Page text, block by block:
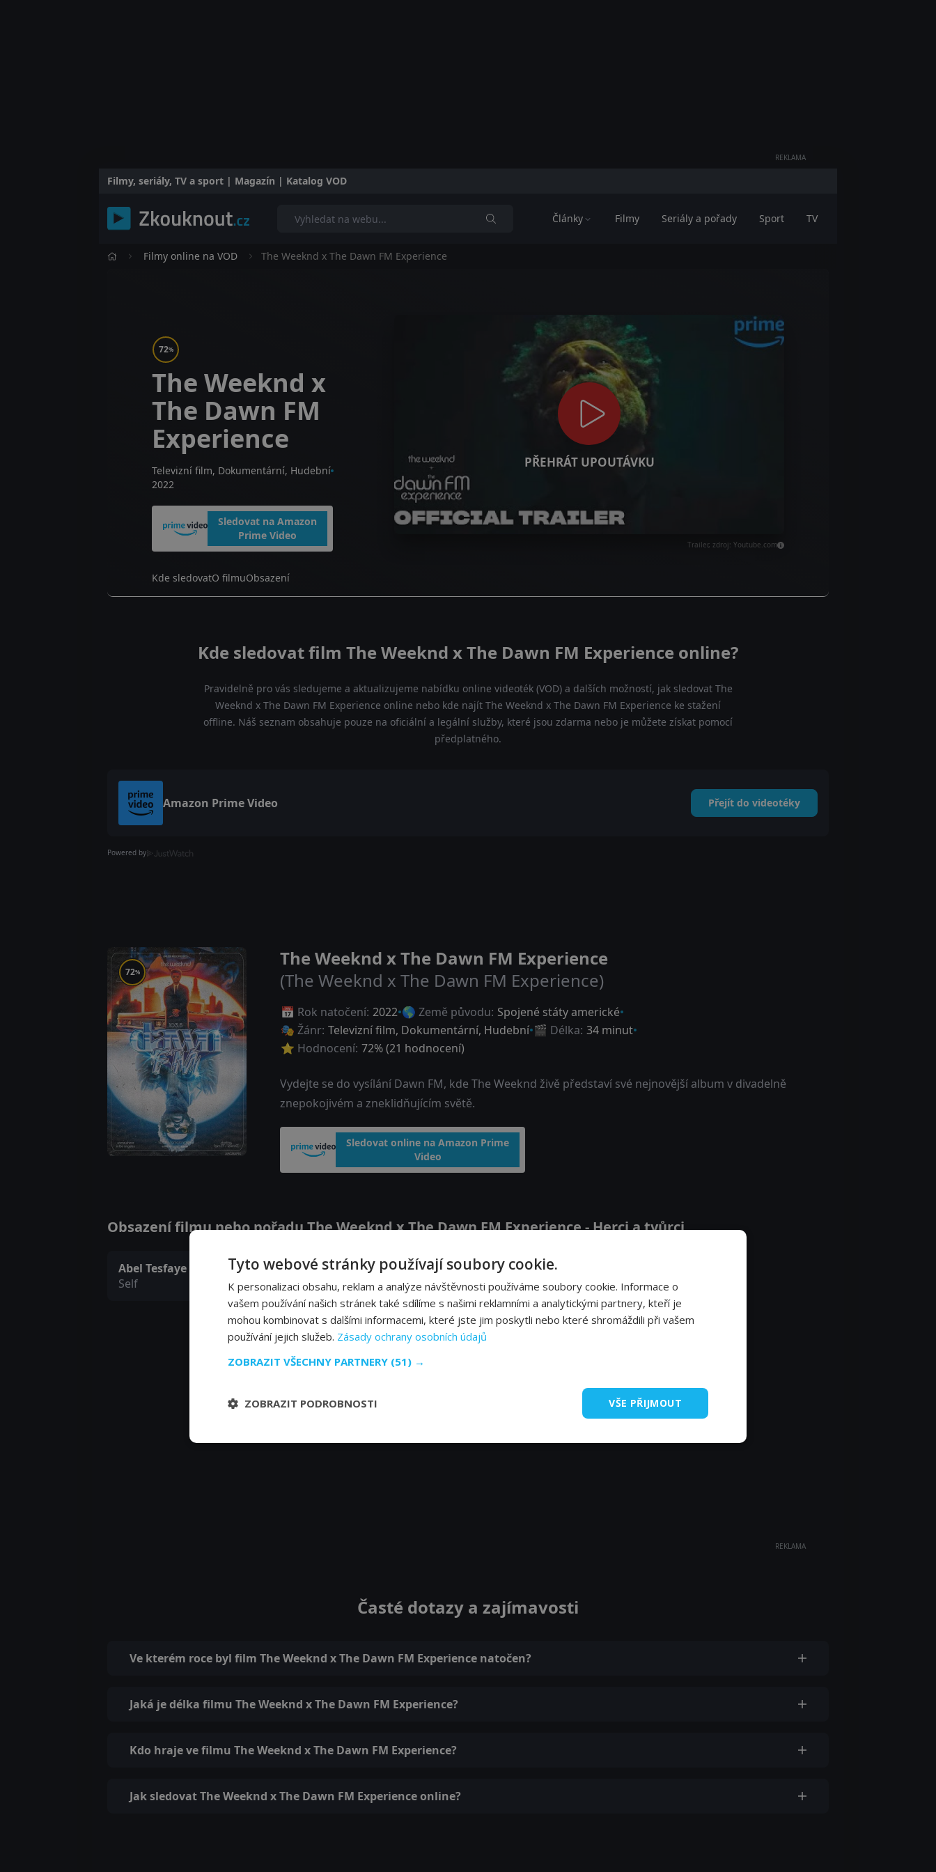
REKLAMA
Filmy, seriály, TV a sport | Magazín | Katalog VOD
Články Filmy Seriály a pořady Sport TV
Filmy online na VOD The Weeknd x The Dawn FM Experience
PŘEHRÁT UPOUTÁVKU
Trailer, zdroj: Youtube.com
72%
The Weeknd x
The Dawn FM
Experience
Televizní film, Dokumentární, Hudební
2022
Sledovat na Amazon
Prime Video
Kde sledovatO filmuObsazení
Kde sledovat film The Weeknd x The Dawn FM Experience online?
Pravidelně pro vás sledujeme a aktualizujeme nabídku online videoték (VOD) a dalších možností, jak sledovat The
Weeknd x The Dawn FM Experience online nebo kde najít The Weeknd x The Dawn FM Experience ke stažení
offline. Náš seznam obsahuje pouze na oficiální a legální služby, které jsou zdarma nebo je můžete získat pomocí
předplatného.
Amazon Prime Video Přejít do videotéky
Powered by
72%
The Weeknd x The Dawn FM Experience
(The Weeknd x The Dawn FM Experience)
📅 Rok natočení: 2022 🌎 Země původu: Spojené státy americké
🎭 Žánr: Televizní film, Dokumentární, Hudební 🎬 Délka: 34 minut
⭐ Hodnocení: 72% (21 hodnocení)
Vydejte se do vysílání Dawn FM, kde The Weeknd živě představí své nejnovější album v divadelně
znepokojivém a zneklidňujícím světě.
Sledovat online na Amazon Prime
Video
Obsazení filmu nebo pořadu The Weeknd x The Dawn FM Experience - Herci a tvůrci
Abel Tesfaye
Self
Daniel Lopatin
Self
REKLAMA
Časté dotazy a zajímavosti
Ve kterém roce byl film The Weeknd x The Dawn FM Experience natočen?
Jaká je délka filmu The Weeknd x The Dawn FM Experience?
Kdo hraje ve filmu The Weeknd x The Dawn FM Experience?
Jak sledovat The Weeknd x The Dawn FM Experience online?
Tyto webové stránky používají soubory cookie.
K personalizaci obsahu, reklam a analýze návštěvnosti používáme soubory cookie. Informace o
vašem používání našich stránek také sdílíme s našimi reklamními a analytickými partnery, kteří je
mohou kombinovat s dalšími informacemi, které jste jim poskytli nebo které shromáždili při vašem
používání jejich služeb. Zásady ochrany osobních údajů
ZOBRAZIT VŠECHNY PARTNERY (51) →
VŠE PŘIJMOUT
ZOBRAZIT PODROBNOSTI